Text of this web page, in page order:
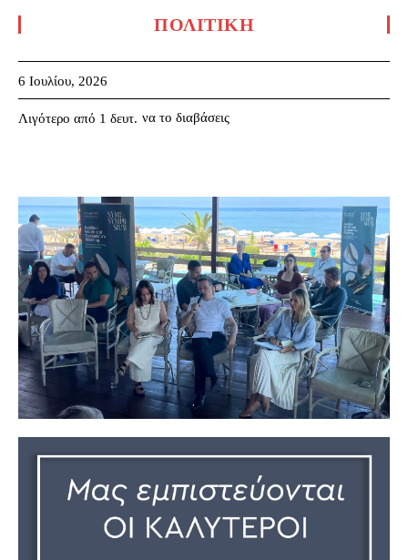
ΠΟΛΙΤΙΚΉ
6 Ιουλίου, 2026
Λιγότερο από 1 δευτ. να το διαβάσεις